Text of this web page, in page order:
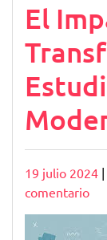
El
Publicado
19 julio 2024 |
comentarioen
El